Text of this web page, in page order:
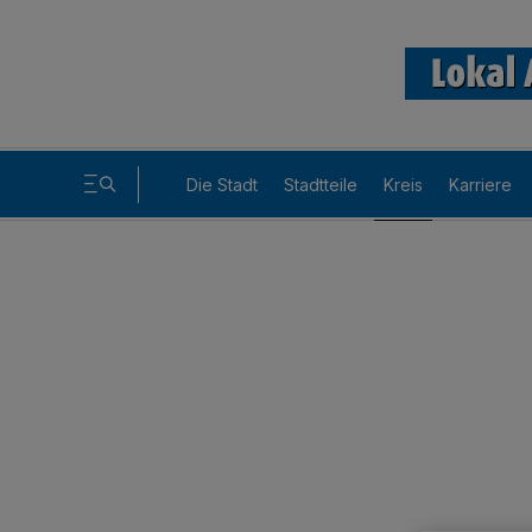
Die Stadt Stadtteile Kreis Karriere